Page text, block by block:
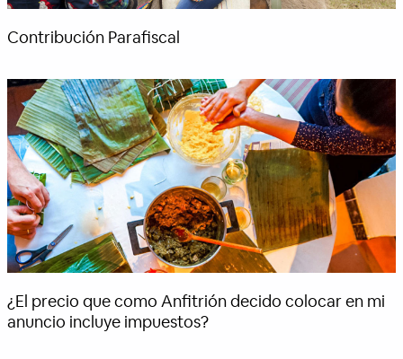
Contribución Parafiscal
¿El precio que como Anfitrión decido colocar en mi
anuncio incluye impuestos?